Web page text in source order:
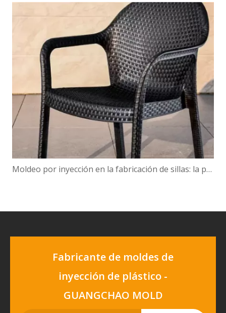
Moldeo por inyección en la fabricación de sillas: la precisión se une a la eficiencia
Fabricante de moldes de
inyección de plástico -
GUANGCHAO MOLD